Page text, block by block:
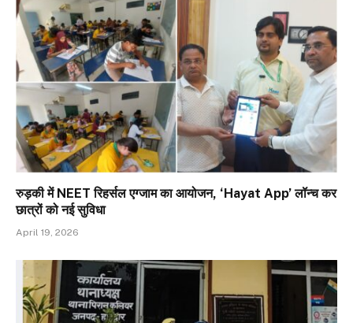
रुड़की में NEET रिहर्सल एग्जाम का आयोजन, ‘Hayat App’ लॉन्च कर
छात्रों को नई सुविधा
April 19, 2026